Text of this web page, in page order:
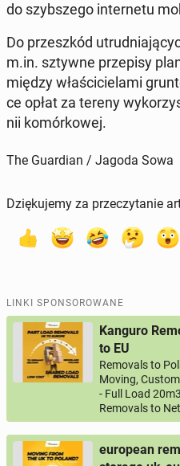
do szyb­sze­go in­ter­ne­tu
Do prze­szkód
m.in. sztywne prze­pi­sy
między wła­ści­cie­la­mi
ce opłat za tereny
nii ko­mór­ko­wej.
The Guardian / Jagoda Sowa
Dziękujemy za przeczytanie
LINKI SPONSOROWANE
Kanguro
to EU
Removals to
Moving,
- Full Load
Removals to
european